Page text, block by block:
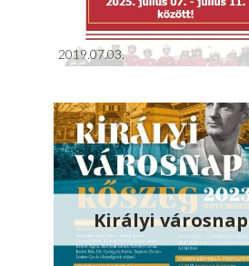
2019.07.03.
Királyi városnap